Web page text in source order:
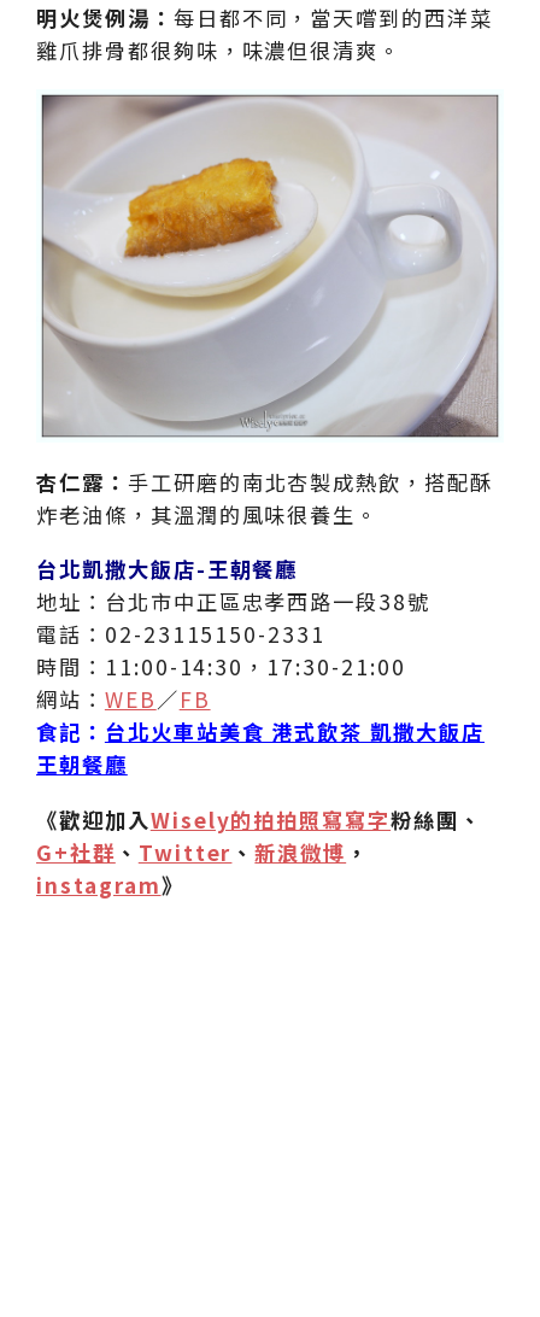
明火煲例湯： 每日都不同，當天嚐到的西洋菜
雞爪排骨都很夠味，味濃但很清爽。
杏仁露： 手工研磨的南北杏製成熱飲，搭配酥
炸老油條，其溫潤的風味很養生。
台北凱撒大飯店-王朝餐廳
地址：台北市中正區忠孝西路一段38號
電話：02-23115150-2331
時間：11:00-14:30，17:30-21:00
網站： WEB ／FB
食記： 台北火車站美食 港式飲茶 凱撒大飯店
王朝餐廳
《歡迎加入Wisely的拍拍照寫寫字粉絲團、
G+社群 、 Twitter 、新浪微博 ，
instagram》